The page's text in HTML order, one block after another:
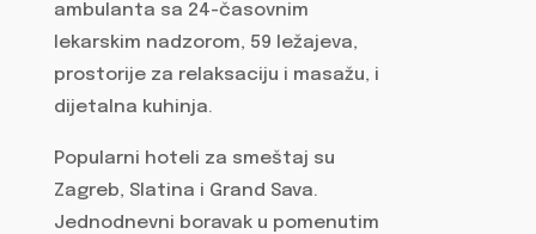
ambulanta sa 24-časovnim
lekarskim nadzorom, 59 ležajeva,
prostorije za relaksaciju i masažu, i
dijetalna kuhinja.
Popularni hoteli za smeštaj su
Zagreb, Slatina i Grand Sava.
Jednodnevni boravak u pomenutim